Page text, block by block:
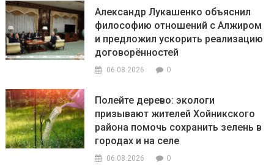
Александр Лукашенко объяснил
философию отношений с Алжиром
и предложил ускорить реализацию
договорённостей
06.08.2026 0
Полейте дерево: экологи
призывают жителей Хойникского
района помочь сохранить зелень в
городах и на селе
06.08.2026 0